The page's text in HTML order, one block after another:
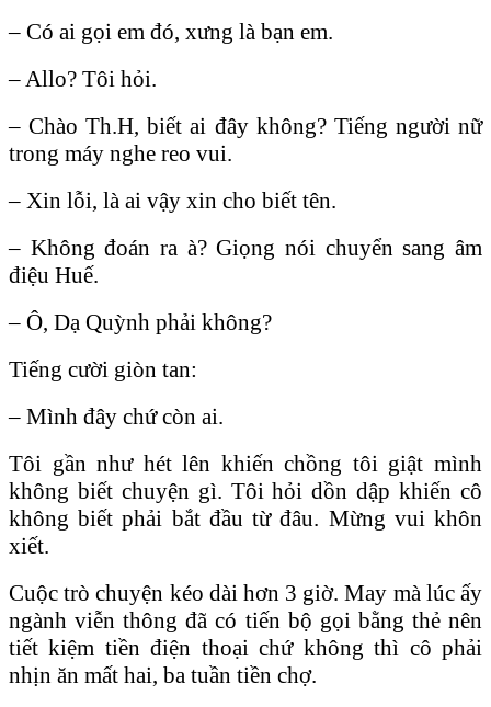
– Có ai gọi em đó, xưng là bạn em.
– Allo? Tôi hỏi.
– Chào Th.H, biết ai đây không? Tiếng người nữ
trong máy nghe reo vui.
– Xin lỗi, là ai vậy xin cho biết tên.
– Không đoán ra à? Giọng nói chuyển sang âm
điệu Huế.
– Ô, Dạ Quỳnh phải không?
Tiếng cười giòn tan:
– Mình đây chứ còn ai.
Tôi gần như hét lên khiến chồng tôi giật mình
không biết chuyện gì. Tôi hỏi dồn dập khiến cô
không biết phải bắt đầu từ đâu. Mừng vui khôn
xiết.
Cuộc trò chuyện kéo dài hơn 3 giờ. May mà lúc ấy
ngành viễn thông đã có tiến bộ gọi bằng thẻ nên
tiết kiệm tiền điện thoại chứ không thì cô phải
nhịn ăn mất hai, ba tuần tiền chợ.